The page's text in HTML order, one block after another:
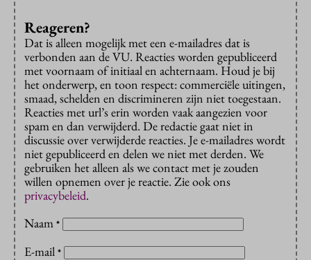
Reageren?
Dat is alleen mogelijk met een e-mailadres dat is
verbonden aan de VU. Reacties worden gepubliceerd
met voornaam of initiaal en achternaam. Houd je bij
het onderwerp, en toon respect: commerciële uitingen,
smaad, schelden en discrimineren zijn niet toegestaan.
Reacties met url’s erin worden vaak aangezien voor
spam en dan verwijderd. De redactie gaat niet in
discussie over verwijderde reacties. Je e-mailadres wordt
niet gepubliceerd en delen we niet met derden. We
gebruiken het alleen als we contact met je zouden
willen opnemen over je reactie. Zie ook ons
privacybeleid.
Naam *
E-mail *